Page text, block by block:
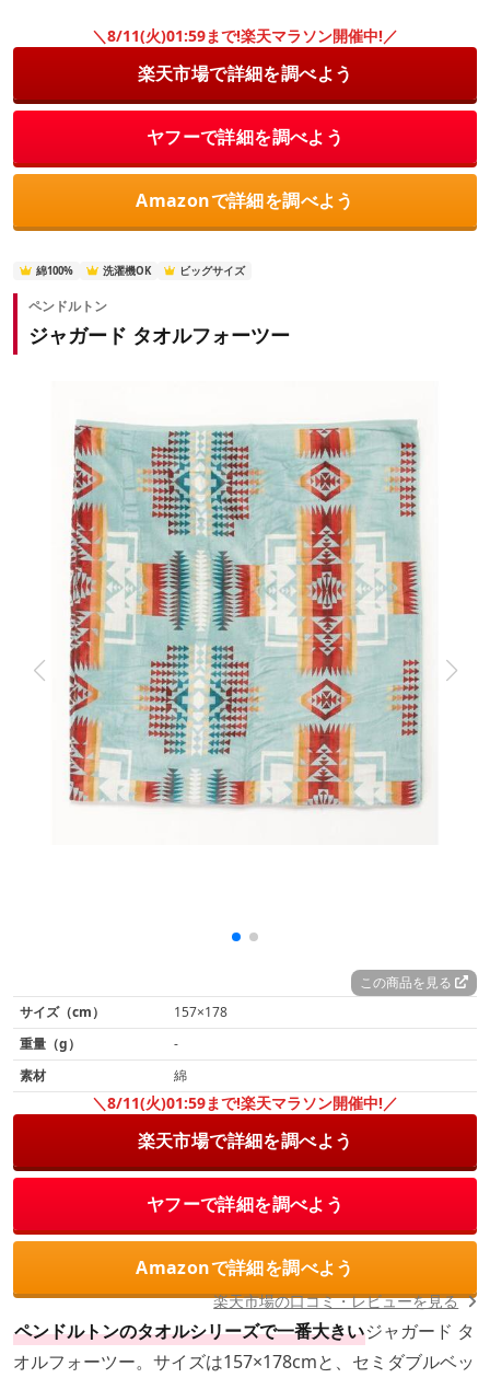
＼8/11(火)01:59まで!楽天マラソン開催中!／
楽天市場で詳細を調べよう
ヤフーで詳細を調べよう
Amazonで詳細を調べよう
綿100% 洗濯機OK ビッグサイズ
ペンドルトン
ジャガード タオルフォーツー
この商品を見る
サイズ（cm）
157×178
重量（g）
-
素材
綿
＼8/11(火)01:59まで!楽天マラソン開催中!／
楽天市場で詳細を調べよう
ヤフーで詳細を調べよう
Amazonで詳細を調べよう
ペンドルトンのタオルシリーズで一番大きいジャガード タ
オルフォーツー。サイズは157×178cmと、セミダブルベッ
楽天市場の口コミ・レビューを見る